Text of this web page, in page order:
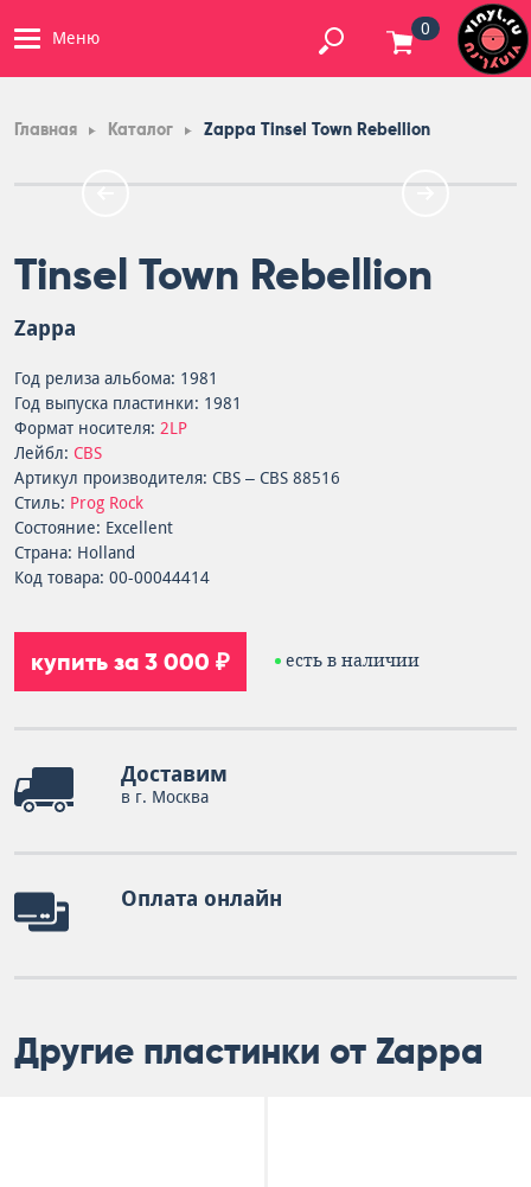
Меню 0
Главная Каталог Zappa Tinsel Town Rebellion
Tinsel Town Rebellion
Zappa
Год релиза альбома: 1981
Год выпуска пластинки: 1981
Формат носителя: 2LP
Лейбл: CBS
Артикул производителя: CBS – CBS 88516
Стиль: Prog Rock
Состояние: Excellent
Страна: Holland
Код товара: 00-00044414
купить за 3 000 ₽ есть в наличии
Доставим
в г. Москва
Оплата онлайн
Другие пластинки от Zappa